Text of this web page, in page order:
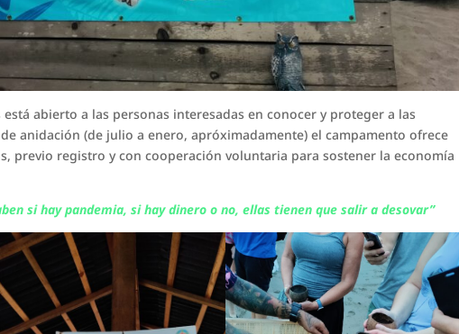
está abierto a las personas interesadas en conocer y proteger a las
anidación (de julio a enero, apróximadamente) el campamento ofrece
previo registro y con cooperación voluntaria para sostener la economía
si hay pandemia, si hay dinero o no, ellas tienen que salir a desovar”